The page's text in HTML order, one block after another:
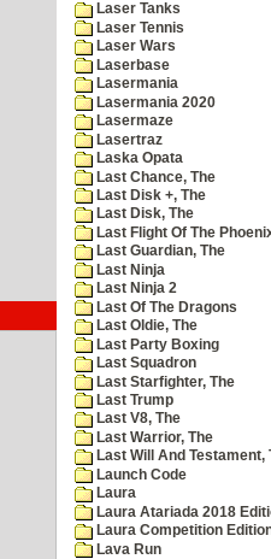
Laser Tanks
Laser Tennis
Laser Wars
Laserbase
Lasermania
Lasermania 2020
Lasermaze
Lasertraz
Laska Opata
Last Chance, The
Last Disk +, The
Last Disk, The
Last Flight Of The
Last Guardian, The
Last Ninja
Last Ninja 2
Last Of The Dragons
Last Oldie, The
Last Party Boxing
Last Squadron
Last Starfighter, The
Last Trump
Last V8, The
Last Warrior, The
Last Will And Testament,
Launch Code
Laura
Laura Atariada 2018
Laura Competition
Lava Run